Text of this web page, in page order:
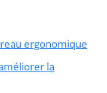
ergonomique
la